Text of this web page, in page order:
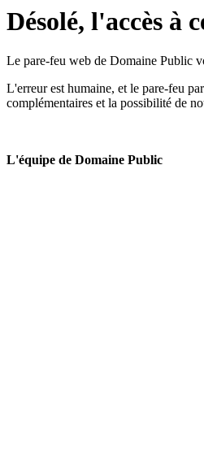
Désolé, l'accès à
Le pare-feu web de Domaine Public
L'erreur est humaine, et le pare-feu
complémentaires et la possibilité de
L'équipe de Domaine Public